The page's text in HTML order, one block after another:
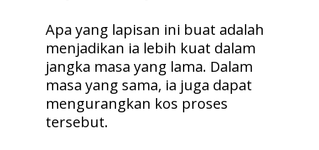
Apa yang lapisan ini buat adalah
menjadikan ia lebih kuat dalam
jangka masa yang lama. Dalam
masa yang sama, ia juga dapat
mengurangkan kos proses
tersebut.